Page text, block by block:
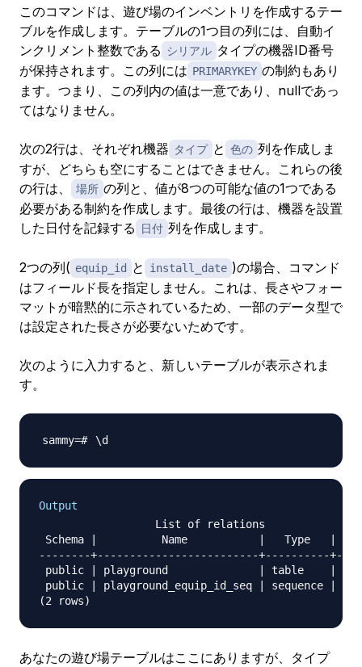
このコマンドは、遊び場のインベントリを作成するテー
ブルを作成します。テーブルの1つ目の列には、自動イ
ンクリメント整数である シリアル タイプの機器ID番号
が保持されます。この列には PRIMARYKEY の制約もあり
ます。つまり、この列内の値は一意であり、nullであっ
てはなりません。
次の2行は、それぞれ機器 タイプ と 色の 列を作成しま
すが、どちらも空にすることはできません。これらの後
の行は、
場所 の列と、値が8つの可能な値の1つである
必要がある制約を作成します。最後の行は、機器を設置
した日付を記録する
日付 列を作成します。
2つの列( equip_id と install_date )の場合、コマンド
はフィールド長を指定しません。これは、長さやフォー
マットが暗黙的に示されているため、一部のデータ型で
は設定された長さが必要ないためです。
次のように入力すると、新しいテーブルが表示されま
す。
\
Output
                  List of relations
Schema |          Name           |   Type   |
--------+-------------------------+----------
public | playground              | table    |
public | playground_equip_id_seq | sequence |
あなたの遊び場テーブルはここにありますが、タイプ